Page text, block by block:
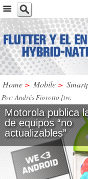
Home > Mobile >
Por: Andrés Fiorotto [tw:
@andresfiorotto] / SAB, 20 /
Motorola publica
de equipos “no
actualizables”